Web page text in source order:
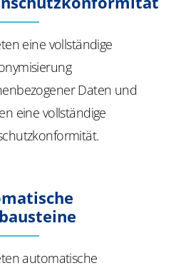
eine vollständige
Daten und
eine vollständige
automatische